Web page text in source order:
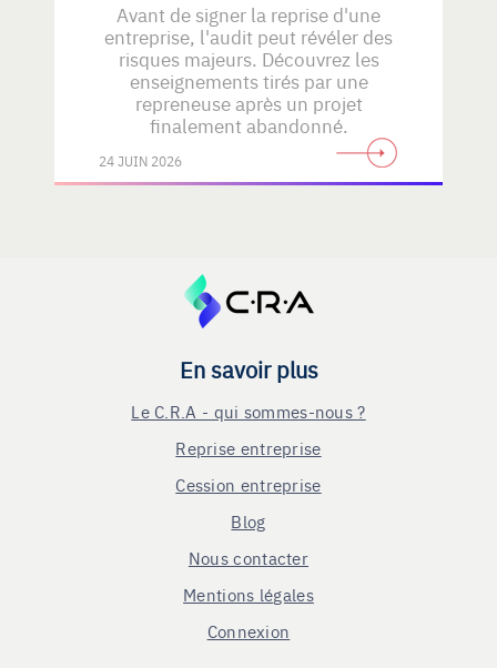
Avant de signer la reprise d'une
entreprise, l'audit peut révéler des
risques majeurs. Découvrez les
enseignements tirés par une
repreneuse après un projet
finalement abandonné.
24 JUIN 2026
En savoir plus
Le C.R.A - qui sommes-nous ?
Reprise entreprise
Cession entreprise
Blog
Nous contacter
Mentions légales
Connexion